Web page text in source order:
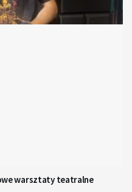
warsztaty teatralne